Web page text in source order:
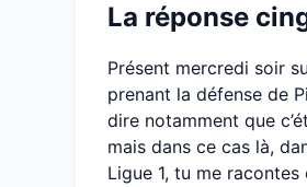
La réponse
Présent mercredi soir
prenant la défense de
dire notamment que
mais dans ce cas là,
Ligue 1, tu me